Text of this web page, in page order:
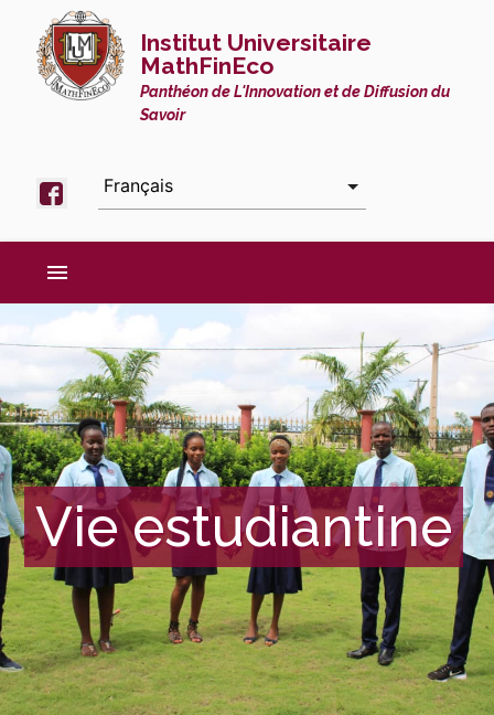
Institut Universitaire
MathFinEco
Panthéon de L'Innovation et de Diffusion du
Savoir
menu
Vie estudiantine